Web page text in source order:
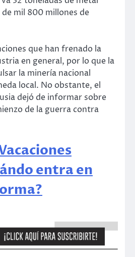
mil 800 millones de
que han frenado la
en general, por lo que la
la minería nacional
local. No obstante, el
dejó de informar sobre
de la guerra contra
entra en